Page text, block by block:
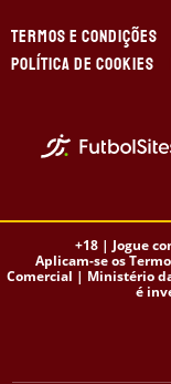
TERMOS E CONDIÇÕES
POLÍTICA DE COOKIES
+18 |Jogue
Aplicam-se os
Comercial | Ministério
é